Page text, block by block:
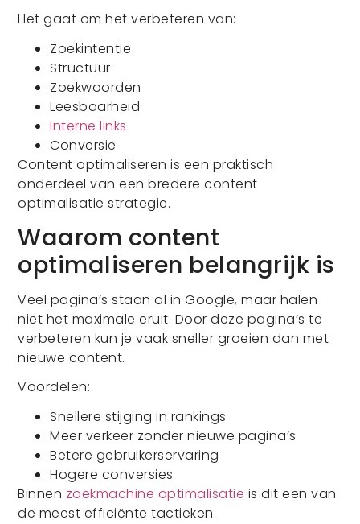
Het gaat om het verbeteren van:
Zoekintentie
Structuur
Zoekwoorden
Leesbaarheid
Interne links
Conversie
Content optimaliseren is een praktisch
onderdeel van een bredere content
optimalisatie strategie.
Waarom content
optimaliseren belangrijk is
Veel pagina’s staan al in Google, maar halen
niet het maximale eruit. Door deze pagina’s te
verbeteren kun je vaak sneller groeien dan met
nieuwe content.
Voordelen:
Snellere stijging in rankings
Meer verkeer zonder nieuwe pagina’s
Betere gebruikerservaring
Hogere conversies
Binnen zoekmachine optimalisatie is dit een van
de meest efficiënte tactieken.